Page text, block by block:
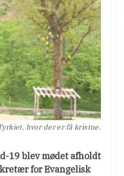
hvor der er få kristne.
19 blev mødet afholdt
for Evangelisk